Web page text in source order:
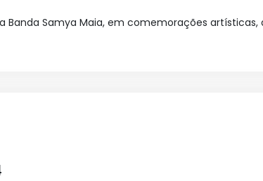
Samya Maia, em comemorações artísticas,